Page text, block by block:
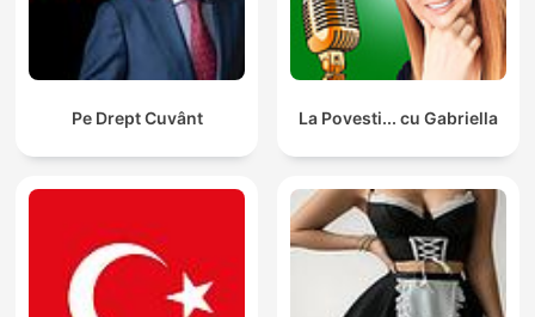
Pe Drept Cuvânt La Povesti... cu Gabriella